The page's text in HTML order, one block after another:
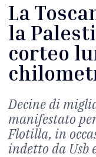
La
la
corteo
Decine di
manifestato
Flotilla, in
indetto da Usb